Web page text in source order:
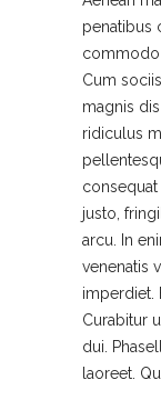
penatibus
commodo
Cum
magnis
ridiculus
justo,
arcu. In
venenatis
imperdiet.
Curabitur
dui.
laoreet.